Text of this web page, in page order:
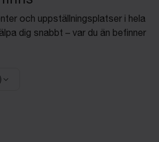
och uppställningsplatser i hela
dig snabbt – var du än befinner